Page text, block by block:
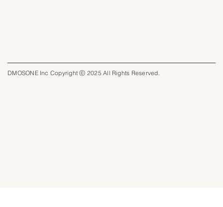
DMOSONE Inc Copyright ⓒ 2025 All Rights Reserved.​